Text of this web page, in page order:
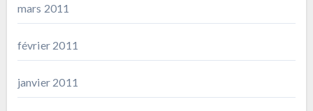
mars 2011
février 2011
janvier 2011